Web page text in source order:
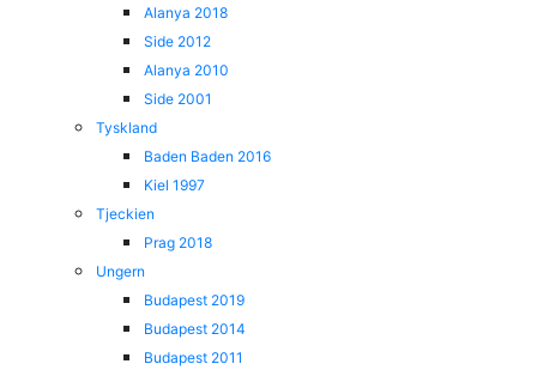
Alanya 2018
Side 2012
Alanya 2010
Side 2001
Tyskland
Baden Baden 2016
Kiel 1997
Tjeckien
Prag 2018
Ungern
Budapest 2019
Budapest 2014
Budapest 2011